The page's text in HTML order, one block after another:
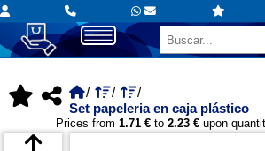
Set papeleria en caja plástico
Prices from 1.71 € to 2.23 € upon